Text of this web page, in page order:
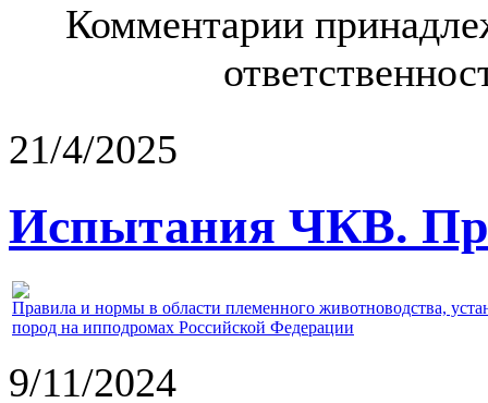
Комментарии
21/4/2025
Испытания ЧКВ.
Правила и нормы в области племенного животноводства,
пород на ипподромах Российской Федерации
9/11/2024